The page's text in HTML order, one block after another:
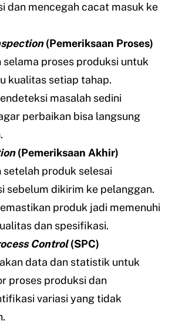
dan mencegah cacat masuk ke
(Pemeriksaan Proses)
selama proses produksi untuk
kualitas setiap tahap.
masalah sedini
perbaikan bisa langsung
(Pemeriksaan Akhir)
setelah produk selesai
sebelum dikirim ke pelanggan.
produk jadi memenuhi
dan spesifikasi.
Control(SPC)
data dan statistik untuk
proses produksi dan
variasi yang tidak